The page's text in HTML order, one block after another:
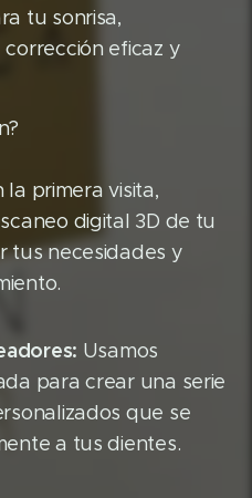
tu sonrisa,
eficaz y
la primera visita,
digital 3D de tu
tus necesidades y
Usamos
para crear una serie
que se
a tus dientes.